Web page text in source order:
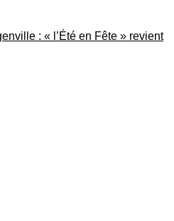
: « l’Été en Fête » revient